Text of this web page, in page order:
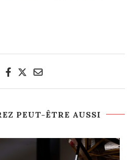
PEUT-ÊTRE AUSSI